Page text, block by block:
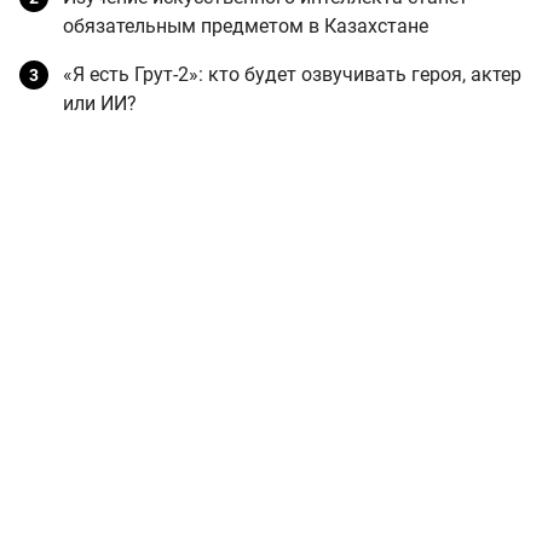
обязательным предметом в Казахстане
«Я есть Грут-2»: кто будет озвучивать героя, актер
или ИИ?